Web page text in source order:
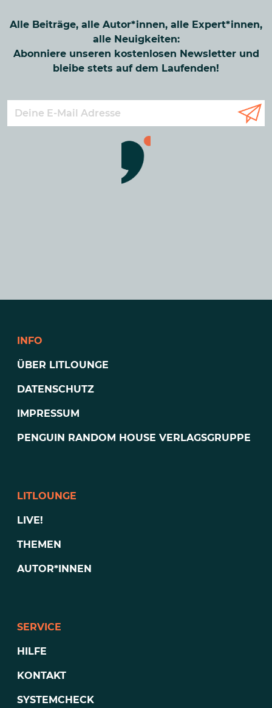
Alle Beiträge, alle Autor*innen, alle Expert*innen,
alle Neuigkeiten:
Abonniere unseren kostenlosen Newsletter und
bleibe stets auf dem Laufenden!
INFO
ÜBER LITLOUNGE
DATENSCHUTZ
IMPRESSUM
PENGUIN RANDOM HOUSE VERLAGSGRUPPE
LITLOUNGE
LIVE!
THEMEN
AUTOR*INNEN
SERVICE
HILFE
KONTAKT
SYSTEMCHECK